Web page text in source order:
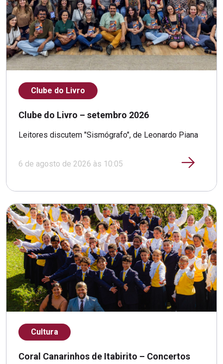
Clube do Livro
Clube do Livro – setembro 2026
Leitores discutem "Sismógrafo", de Leonardo Piana
6 de agosto de 2026 às 10:05
Cultura
Coral Canarinhos de Itabirito – Concertos